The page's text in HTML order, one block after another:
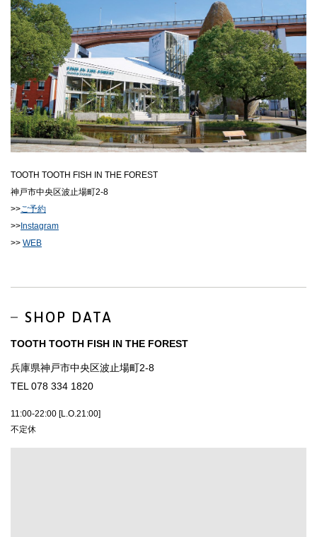
TOOTH TOOTH FISH IN THE FOREST
神戸市中央区波止場町2-8
>>ご予約
>>Instagram
>> WEB
SHOP DATA
TOOTH TOOTH FISH IN THE FOREST
兵庫県神戸市中央区波止場町2-8
TEL 078 334 1820
11:00-22:00 [L.O.21:00]
不定休